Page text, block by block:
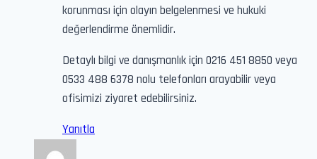
korunması için olayın belgelenmesi ve hukuki
değerlendirme önemlidir.
Detaylı bilgi ve danışmanlık için 0216 451 8850 veya
0533 488 6378 nolu telefonları arayabilir veya
ofisimizi ziyaret edebilirsiniz.
Yanıtla